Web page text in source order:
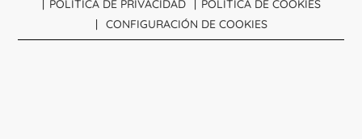
POLÍTICA DE PRIVACIDAD
POLÍTICA DE COOKIES
CONFIGURACIÓN DE COOKIES